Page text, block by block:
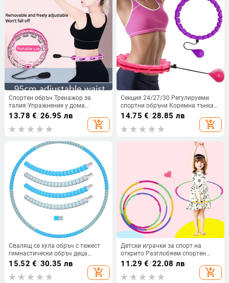
Спортен обръч Тренажор за
талия Упражнение у дома
Отслабване на корема
Преносимо фитнес оборудване
Бодибилдинг Развлечения
13.78 €/26.95 лв
add_shopping_cart
Секция 24/27/30 Регулируеми
спортни обръчи Коремна тънка
талия Упражнение Подвижен
Hoola Масаж Фитнес обръч
Тренировка Отслабване
14.75 €/28.85 лв
add_shopping_cart
Свалящ се хула обръч с тежест
гимнастически обръч деца
възрастни фитнес спортен масаж
хула обръч детска градина
скачащ обръч
15.52 €/30.35 лв
add_shopping_cart
Детски играчки за спорт на
открито Разглобяем спортен
кръг Фитнес оборудване
Пластмасово гимнастическо
оборудване за фитнес
11.29 €/22.08 лв
add_shopping_cart